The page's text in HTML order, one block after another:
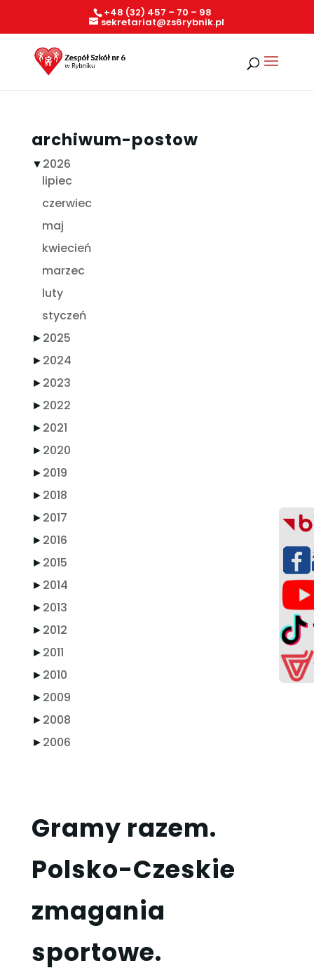
+48 (32) 457 – 70 – 98
sekretariat@zs6rybnik.pl
archiwum-postow
▼2026
lipiec
czerwiec
maj
kwiecień
marzec
luty
styczeń
►2025
►2024
►2023
►2022
►2021
►2020
►2019
►2018
►2017
►2016
►2015
►2014
►2013
►2012
►2011
►2010
►2009
►2008
►2006
Gramy razem.
Polsko-Czeskie
zmagania
sportowe.